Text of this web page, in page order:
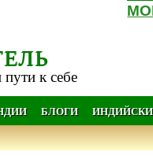
к себе
БЛОГИ